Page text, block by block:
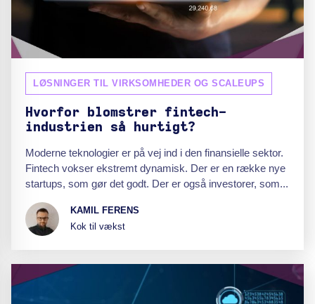
LØSNINGER TIL VIRKSOMHEDER OG SCALEUPS
Hvorfor blomstrer fintech-
industrien så hurtigt?
Moderne teknologier er på vej ind i den finansielle sektor.
Fintech vokser ekstremt dynamisk. Der er en række nye
startups, som gør det godt. Der er også investorer, som...
KAMIL FERENS
Kok til vækst